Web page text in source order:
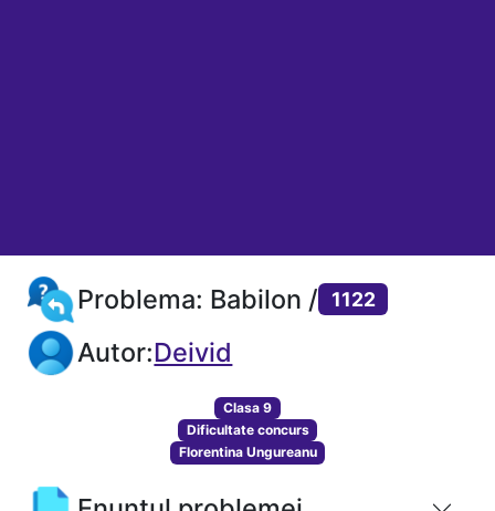
Problema: Babilon / 1122
Autor:Deivid
Clasa 9
Dificultate concurs
Florentina Ungureanu